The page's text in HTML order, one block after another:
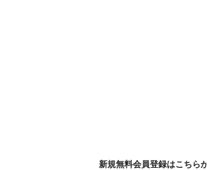
新規無料会員登録はこちら